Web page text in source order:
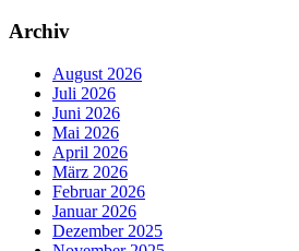
Archiv
August 2026
Juli 2026
Juni 2026
Mai 2026
April 2026
März 2026
Februar 2026
Januar 2026
Dezember 2025